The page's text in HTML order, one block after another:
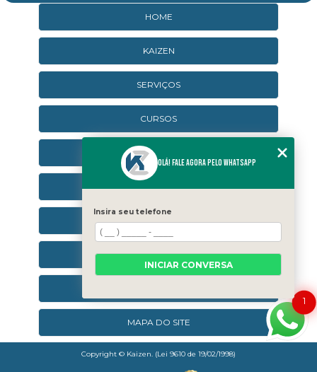
HOME
KAIZEN
SERVIÇOS
CURSOS
CURSOS ONLINE
AGENDA
CONTATO
CATEGORIAS
MAPA DO SITE
Copyright © Kaizen. (Lei 9610 de 19/02/1998)
1
Olá! Fale agora pelo WhatsApp
Insira seu telefone
INICIAR CONVERSA